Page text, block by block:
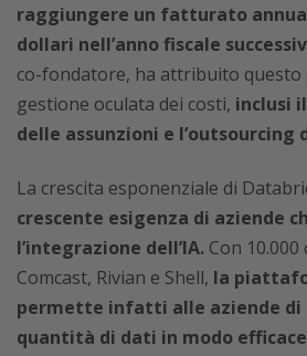
raggiungere un fatturato
dollari nell’anno fiscale
co-fondatore, ha attribuito questo
gestione oculata dei costi, inclusi
delle assunzioni e
La crescita esponenziale di
crescente esigenza di aziende
l’integrazione dell’IA. Con
Comcast, Rivian e Shell, la
permette infatti alle aziende di
quantità di dati in modo